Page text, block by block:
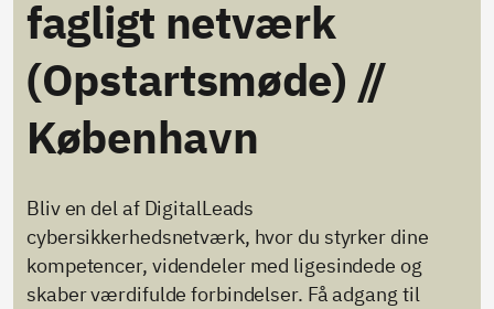
fagligt netværk
(Opstartsmøde) //
København
Bliv en del af DigitalLeads
cybersikkerhedsnetværk, hvor du styrker dine
kompetencer, videndeler med ligesindede og
skaber værdifulde forbindelser. Få adgang til